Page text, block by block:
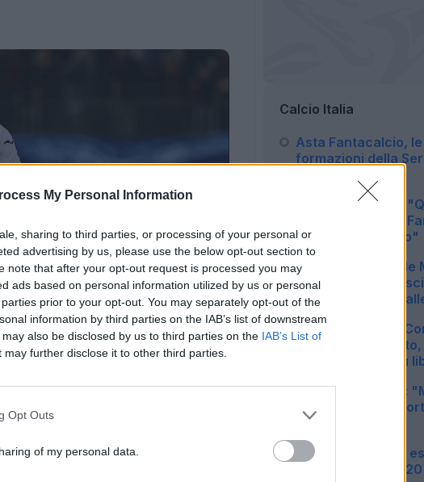
My Personal Information
sharing to third parties, or processing of your personal or
advertising by us, please use the below opt-out section to
note that after your opt-out request is processed you may
ads based on personal information utilized by us or personal
prior to your opt-out. You may separately opt-out of the
information by third parties on the IAB’s list of downstream
also be disclosed by us to third parties on the IAB’s List of
may further disclose it to other third parties.
Opt Outs
of my personal data.
e il suoPalermo: i rosanero si sono
contro l'Empoli, trovando
con i compagni. Lavoro
che lo scorso sabato aveva
dai giochi Andelkovic e Rajkovic,
Calcio Italia
Asta Fantacalcio,
formazioni della
Como, Fabregas:
anni fa ho fatto il
prenderei Lautaro"
08:20
Juventus, si rivede
condizione in
tornare utile a
09:33
Bologna, Rowe:
su questo progetto,
Tedesco sono più
Inter, Calhanoglu:
di avere meno
rinnovo..."
08:08
Amichevoli e ritiri
tutte le info sulle